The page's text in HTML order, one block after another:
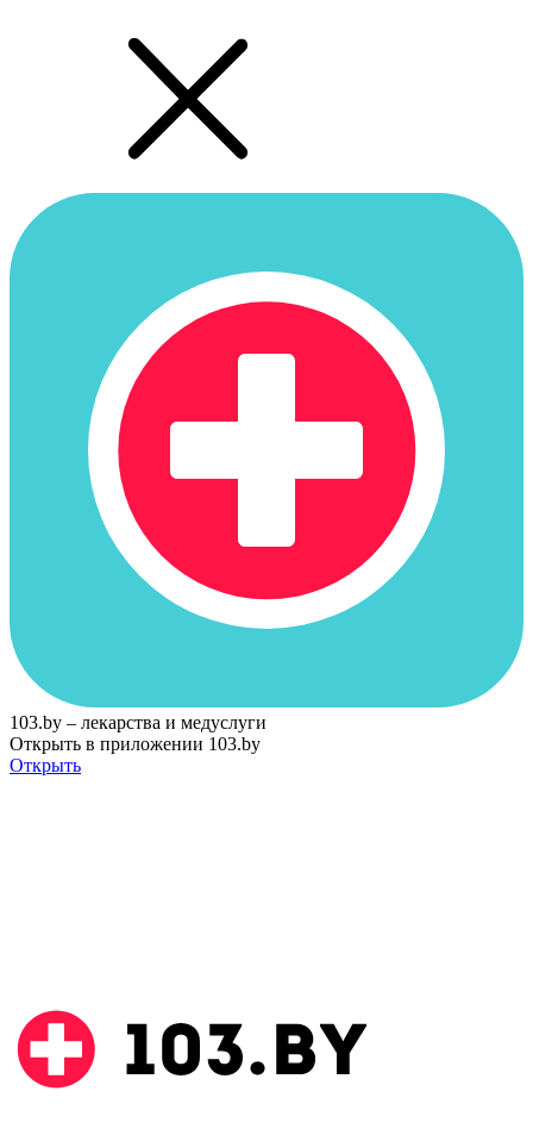
103.by – лекарства и медуслуги
Открыть в приложении 103.by
Открыть